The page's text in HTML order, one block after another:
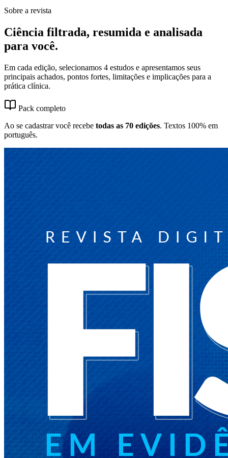
Sobre a revista
Ciência filtrada, resumida e analisada
para você.
Em cada edição, selecionamos 4 estudos e apresentamos seus
principais achados, pontos fortes, limitações e implicações para a
prática clínica.
Pack completo
Ao se cadastrar você recebe todas as 70 edições. Textos 100% em
português.